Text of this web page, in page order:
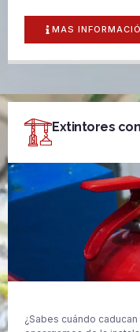
MAS
Extintores
¿Sabes cuándo